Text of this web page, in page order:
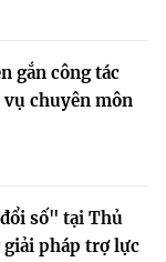
gắn công tác
chuyên môn
số" tại Thủ
giải pháp trợ lực